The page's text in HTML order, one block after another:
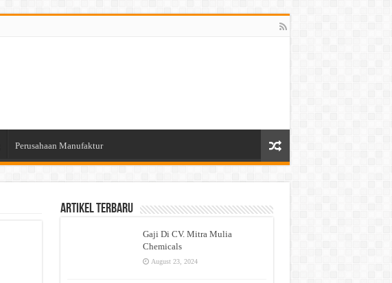
Perusahaan Manufaktur
Artikel Terbaru
Gaji Di CV. Mitra Mulia
Chemicals
August 23, 2024